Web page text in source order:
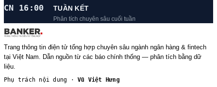
CN 16:00 TUẦN KẾT
Phân tích chuyên sâu cuối tuần
Trang thông tin điện tử tổng hợp chuyên sâu ngành ngân hàng & fintech
tại Việt Nam. Dẫn nguồn từ các báo chính thống — phân tích bằng dữ
liệu.
Phụ trách nội dung ·Vũ Việt Hưng